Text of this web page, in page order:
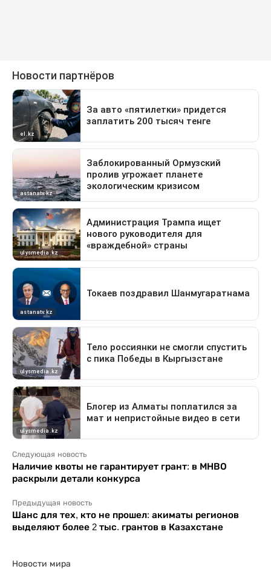
Следующая новость
Наличие квоты не гарантирует грант: в МНВО
раскрыли детали конкурса
Предыдущая новость
Шанс для тех, кто не прошел: акиматы регионов
выделяют более 2 тыс. грантов в Казахстане
Новости мира